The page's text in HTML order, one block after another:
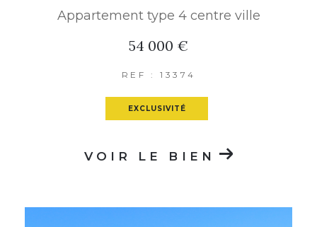
Appartement type 4 centre ville
54 000 €
REF : 13374
EXCLUSIVITÉ
VOIR LE BIEN